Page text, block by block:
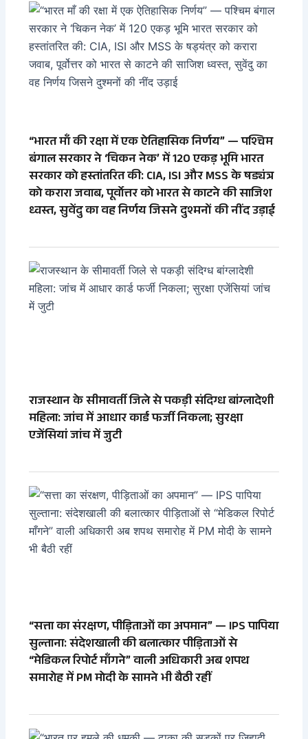
“भारत माँ की रक्षा में एक ऐतिहासिक निर्णय” — पश्चिम
बंगाल सरकार ने ‘चिकन नेक’ में 120 एकड़ भूमि भारत
सरकार को हस्तांतरित की: CIA, ISI और MSS के षड्यंत्र
को करारा जवाब, पूर्वोत्तर को भारत से काटने की साजिश
ध्वस्त, सुवेंदु का वह निर्णय जिसने दुश्मनों की नींद उड़ाई
राजस्थान के सीमावर्ती जिले से पकड़ी संदिग्ध बांग्लादेशी
महिला: जांच में आधार कार्ड फर्जी निकला; सुरक्षा
एजेंसियां जांच में जुटी
“सत्ता का संरक्षण, पीड़िताओं का अपमान” — IPS पापिया
सुल्ताना: संदेशखाली की बलात्कार पीड़िताओं से
“मेडिकल रिपोर्ट माँगने” वाली अधिकारी अब शपथ
समारोह में PM मोदी के सामने भी बैठी रहीं